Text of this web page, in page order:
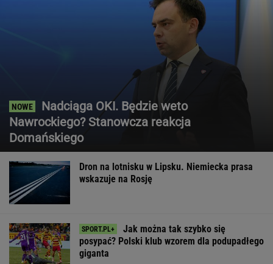
Nadciąga OKI. Będzie weto
Nawrockiego? Stanowcza reakcja
Domańskiego
Dron na lotnisku w Lipsku. Niemiecka prasa
wskazuje na Rosję
Jak można tak szybko się
posypać? Polski klub wzorem dla podupadłego
giganta